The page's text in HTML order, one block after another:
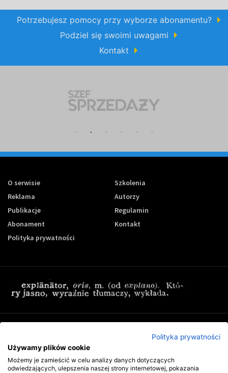
Potrzebujesz pomocy przy wyborze abonamentu?
Podziel się swoimi uwagami
Kontakt
O serwisie
Szkolenia
Reklama
Autorzy
Publikacje
Regulamin
Abonament
Kontakt
Polityka prywatności
Polityka prywatności
Używamy plików cookie
Możemy je zamieścić w celu analizy danych dotyczących
odwiedzających, ulepszenia naszej strony internetowej, pokazania